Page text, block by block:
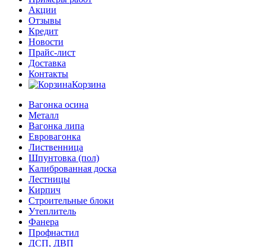
Акции
Отзывы
Кредит
Новости
Прайс-лист
Доставка
Контакты
Корзина
Вагонка осина
Металл
Вагонка липа
Евровагонка
Лиственница
Шпунтовка (пол)
Калиброванная доска
Лестницы
Кирпич
Строительные блоки
Утеплитель
Фанера
Профнастил
ДСП, ДВП